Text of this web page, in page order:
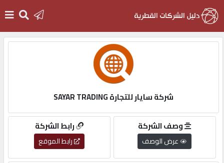
التسجيل
English
شركة سايار للتجارة SAYAR TRADING
رابط الشركة
رابط الموقع
وصف الشركة
عرض الوصف